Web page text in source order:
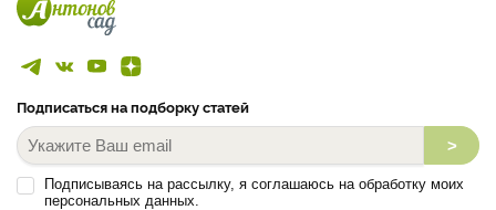
Подписаться на подборку статей
>
Подписываясь на рассылку, я соглашаюсь на обработку моих
персональных данных.